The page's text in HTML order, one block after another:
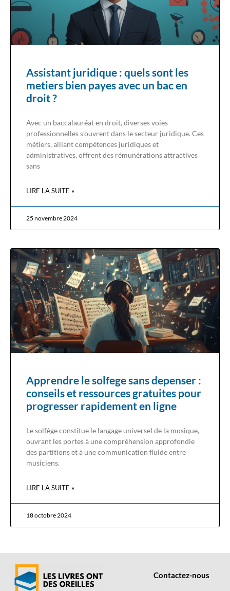
Assistant juridique : quels sont les
metiers bien payes avec un bac en
droit ?
Avec un baccalauréat en droit, diverses voies
professionnelles s’ouvrent dans le secteur juridique. Ces
métiers, alliant compétences juridiques et
administratives, offrent des rémunérations attractives
sans
LIRE LA SUITE »
25 novembre 2024
Apprendre le solfege sans depenser :
conseils et ressources gratuites pour
progresser rapidement en ligne
Le solfège constitue le langage universel de la musique,
ouvrant les portes à une compréhension approfondie
des partitions et à une communication fluide entre
musiciens.
LIRE LA SUITE »
18 octobre 2024
Contactez-nous